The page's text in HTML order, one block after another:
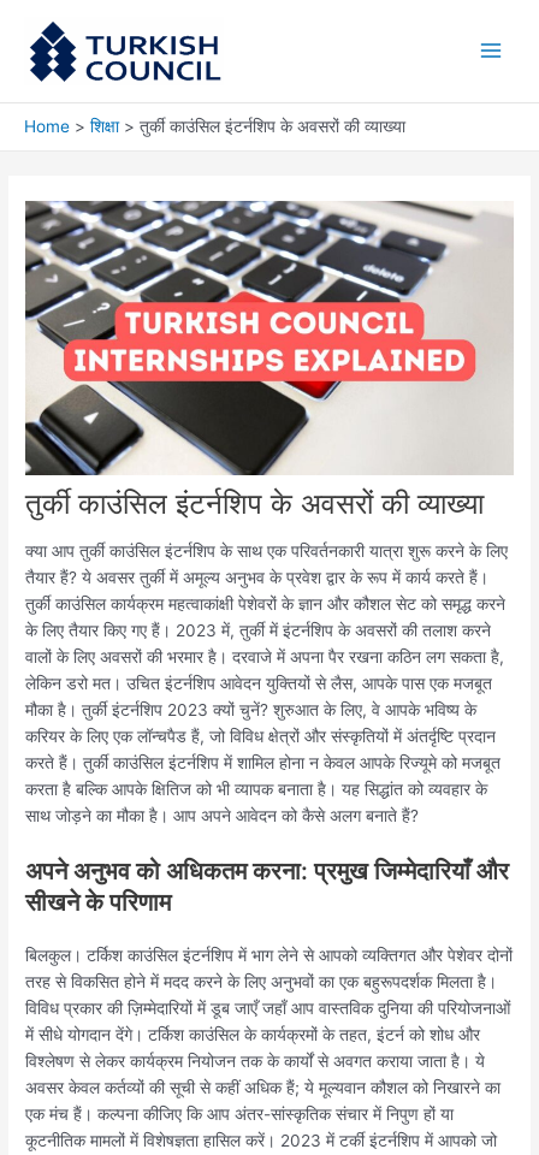
content
Home शिक्षा तुर्की काउंसिल इंटर्नशिप के अवसरों की व्याख्या
तुर्की काउंसिल इंटर्नशिप के अवसरों की व्याख्या
क्या आप तुर्की काउंसिल इंटर्नशिप के साथ एक परिवर्तनकारी यात्रा शुरू करने के लिए
तैयार हैं? ये अवसर तुर्की में अमूल्य अनुभव के प्रवेश द्वार के रूप में कार्य करते हैं।
तुर्की काउंसिल कार्यक्रम महत्वाकांक्षी पेशेवरों के ज्ञान और कौशल सेट को समृद्ध करने
के लिए तैयार किए गए हैं। 2023 में, तुर्की में इंटर्नशिप के अवसरों की तलाश करने
वालों के लिए अवसरों की भरमार है। दरवाजे में अपना पैर रखना कठिन लग सकता है,
लेकिन डरो मत। उचित इंटर्नशिप आवेदन युक्तियों से लैस, आपके पास एक मजबूत
मौका है। तुर्की इंटर्नशिप 2023 क्यों चुनें? शुरुआत के लिए, वे आपके भविष्य के
करियर के लिए एक लॉन्चपैड हैं, जो विविध क्षेत्रों और संस्कृतियों में अंतर्दृष्टि प्रदान
करते हैं। तुर्की काउंसिल इंटर्नशिप में शामिल होना न केवल आपके रिज्यूमे को मजबूत
करता है बल्कि आपके क्षितिज को भी व्यापक बनाता है। यह सिद्धांत को व्यवहार के
साथ जोड़ने का मौका है। आप अपने आवेदन को कैसे अलग बनाते हैं?
अपने अनुभव को अधिकतम करना: प्रमुख जिम्मेदारियाँ और
सीखने के परिणाम
बिलकुल। टर्किश काउंसिल इंटर्नशिप में भाग लेने से आपको व्यक्तिगत और पेशेवर दोनों
तरह से विकसित होने में मदद करने के लिए अनुभवों का एक बहुरूपदर्शक मिलता है।
विविध प्रकार की ज़िम्मेदारियों में डूब जाएँ जहाँ आप वास्तविक दुनिया की परियोजनाओं
में सीधे योगदान देंगे। टर्किश काउंसिल के कार्यक्रमों के तहत, इंटर्न को शोध और
विश्लेषण से लेकर कार्यक्रम नियोजन तक के कार्यों से अवगत कराया जाता है। ये
अवसर केवल कर्तव्यों की सूची से कहीं अधिक हैं; ये मूल्यवान कौशल को निखारने का
एक मंच हैं। कल्पना कीजिए कि आप अंतर-सांस्कृतिक संचार में निपुण हों या
कूटनीतिक मामलों में विशेषज्ञता हासिल करें। 2023 में टर्की इंटर्नशिप में आपको जो